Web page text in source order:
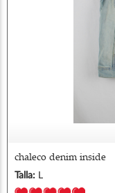
chaleco denim inside
Talla: L